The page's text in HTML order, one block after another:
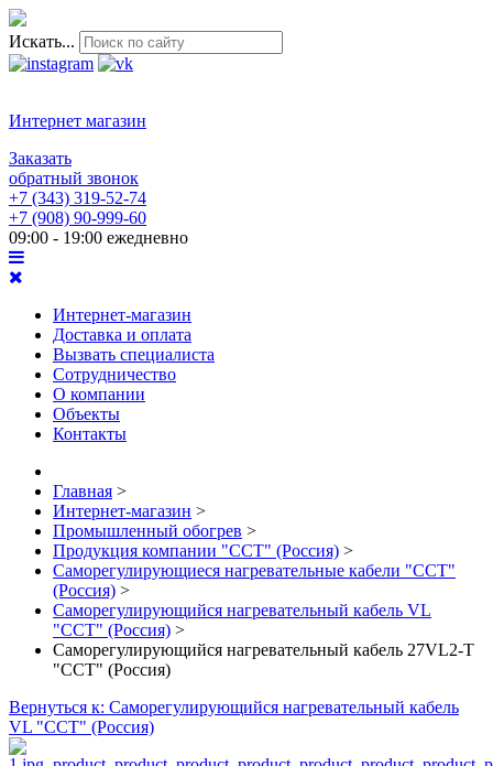
Искать...
Интернет магазин
Заказать
обратный звонок
+7 (343) 319-52-74
+7 (908) 90-999-60
09:00 - 19:00 ежедневно
Интернет-магазин
Доставка и оплата
Вызвать специалиста
Сотрудничество
О компании
Объекты
Контакты
Главная >
Интернет-магазин >
Промышленный обогрев >
Продукция компании "ССТ" (Россия) >
Саморегулирующиеся нагревательные кабели "ССТ"
(Россия) >
Саморегулирующийся нагревательный кабель VL
"ССТ" (Россия) >
Саморегулирующийся нагревательный кабель 27VL2-T
"ССТ" (Россия)
Вернуться к: Саморегулирующийся нагревательный кабель
VL "ССТ" (Россия)